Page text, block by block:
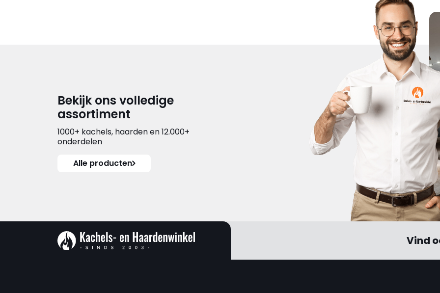
Bekijk ons volledige
assortiment
1000+ kachels, haarden en 12.000+
onderdelen
Alle producten
Vind